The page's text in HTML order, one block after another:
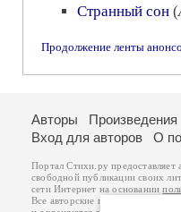
Странный сон (
Продолжение ленты
Авторы Произведения
Вход для авторов
О
Портал Стихи.ру предоставляет
свободной публикации своих
сети Интернет на основании
Все авторские права на